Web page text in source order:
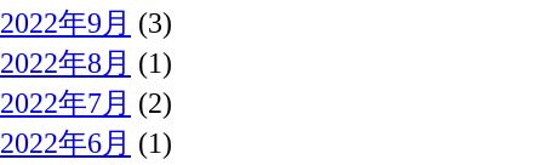
2022年9月 (3)
2022年8月 (1)
2022年7月 (2)
2022年6月 (1)